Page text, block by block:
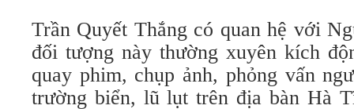
Trần Quyết Thắng có quan hệ với
đối tượng này thường xuyên kích
quay phim, chụp ảnh, phỏng vấn
trường biển, lũ lụt trên địa bàn Hà